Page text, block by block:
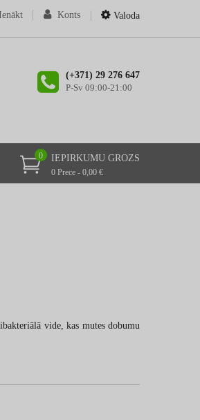
Valoda
Konts
(+371) 29 276 647
P-Sv 09:00-21:00
IEPIRKUMU GROZS
0 Prece - 0,00 €
0
vide, kas mutes dobumu